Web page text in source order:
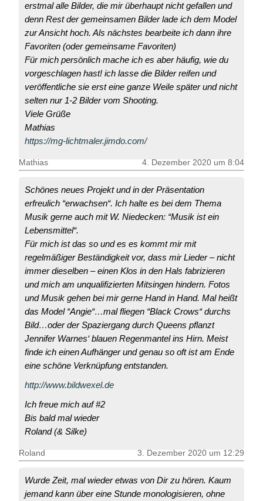
erstmal alle Bilder, die mir überhaupt nicht gefallen und
denn Rest der gemeinsamen Bilder lade ich dem Model
zur Ansicht hoch. Als nächstes bearbeite ich dann ihre
Favoriten (oder gemeinsame Favoriten)
Für mich persönlich mache ich es aber häufig, wie du
vorgeschlagen hast! ich lasse die Bilder reifen und
veröffentliche sie erst eine ganze Weile später und nicht
selten nur 1-2 Bilder vom Shooting.
Viele Grüße
Mathias
https://mg-lichtmaler.jimdo.com/
Mathias 4. Dezember 2020 um 8:04
Schönes neues Projekt und in der Präsentation
erfreulich “erwachsen“. Ich halte es bei dem Thema
Musik gerne auch mit W. Niedecken: “Musik ist ein
Lebensmittel“.
Für mich ist das so und es es kommt mir mit
regelmäßiger Beständigkeit vor, dass mir Lieder – nicht
immer dieselben – einen Klos in den Hals fabrizieren
und mich am unqualifizierten Mitsingen hindern. Fotos
und Musik gehen bei mir gerne Hand in Hand. Mal heißt
das Model “Angie“…mal fliegen “Black Crows“ durchs
Bild…oder der Spaziergang durch Queens pflanzt
Jennifer Warnes‘ blauen Regenmantel ins Hirn. Meist
finde ich einen Aufhänger und genau so oft ist am Ende
eine schöne Verknüpfung entstanden.
http://www.bildwexel.de
Ich freue mich auf #2
Bis bald mal wieder
Roland (& Silke)
Roland 3. Dezember 2020 um 12:29
Wurde Zeit, mal wieder etwas von Dir zu hören. Kaum
jemand kann über eine Stunde monologisieren, ohne